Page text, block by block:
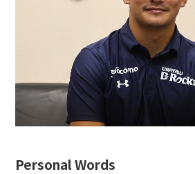
Personal Words